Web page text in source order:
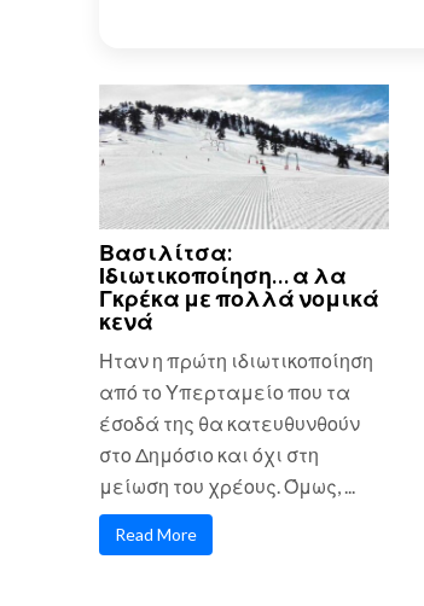
Βασιλίτσα:
Ιδιωτικοποίηση… α λα
Γκρέκα με πολλά νομικά
κενά
Ηταν η πρώτη ιδιωτικοποίηση
από το Υπερταμείο που τα
έσοδά της θα κατευθυνθούν
στο Δημόσιο και όχι στη
μείωση του χρέους. Όμως, ...
Read More